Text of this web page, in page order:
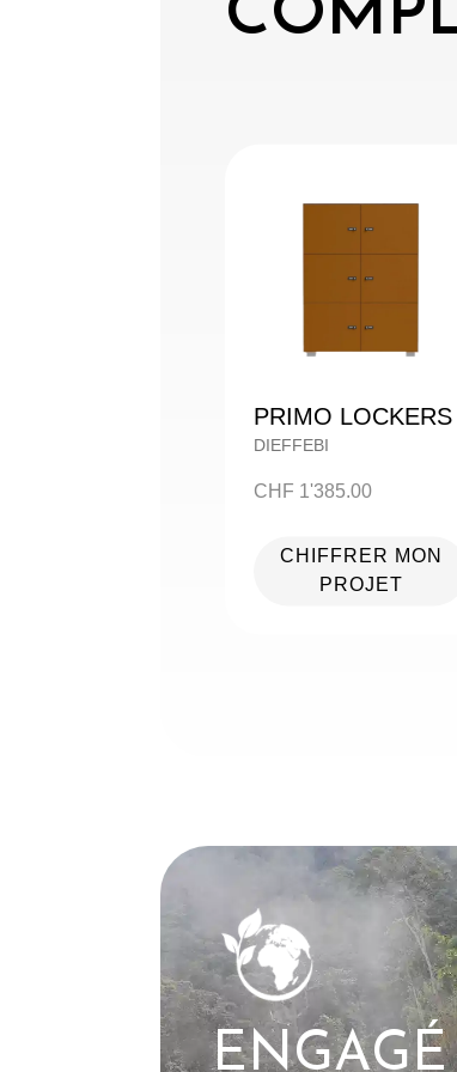
PRIMO LOCKERS
DIEFFEBI
CHF 1'385.00
CHIFFRER MON
PROJET